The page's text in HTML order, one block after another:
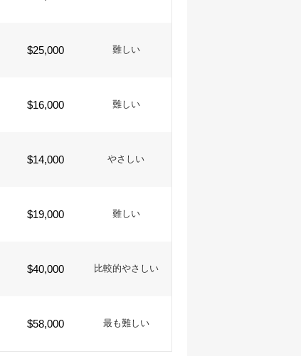
$25,000 難しい
$16,000 難しい
$14,000 やさしい
$19,000 難しい
$40,000 比較的やさしい
$58,000 最も難しい